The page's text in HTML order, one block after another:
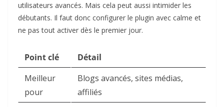
utilisateurs avancés. Mais cela peut aussi intimider les
débutants. Il faut donc configurer le plugin avec calme et
ne pas tout activer dès le premier jour.
Point clé
Détail
Meilleur
pour
Blogs avancés, sites médias,
affiliés